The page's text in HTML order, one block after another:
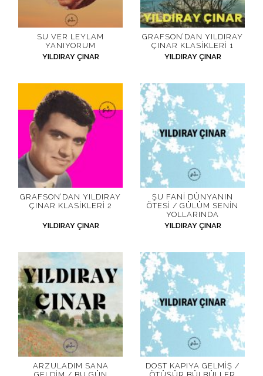
SU VER LEYLAM
YANIYORUM
YILDIRAY ÇINAR
GRAFSON’DAN YILDIRAY
ÇINAR KLASIKLERI 1
YILDIRAY ÇINAR
GRAFSON’DAN YILDIRAY
ÇINAR KLASIKLERI 2
YILDIRAY ÇINAR
ŞU FANI DÜNYANIN
ÖTESI / GÜLÜM SENIN
YOLLARINDA
YILDIRAY ÇINAR
ARZULADIM SANA
DOST KAPIYA GELMIŞ /